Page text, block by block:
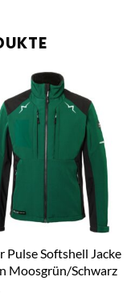
Pulse Softshell Jacke
Moosgrün/Schwarz